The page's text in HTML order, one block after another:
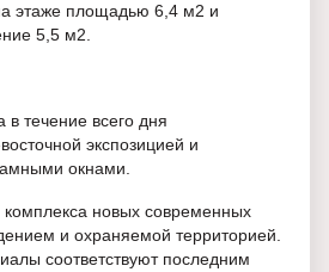
этаже площадью 6,4 м2 и
5,5 м2.
течение всего дня
экспозицией и
окнами.
новых современных
и охраняемой территорией.
соответствуют последним